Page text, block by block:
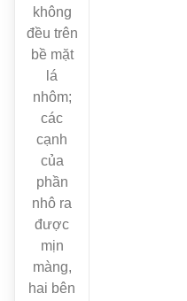
không
đều trên
bề mặt
lá
nhôm;
các
cạnh
của
phần
nhô ra
được
mịn
màng,
hai bên